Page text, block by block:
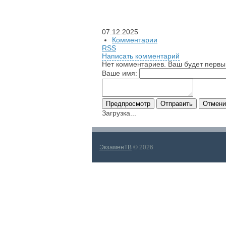
07.12.2025
Комментарии
RSS
Написать комментарий
Нет комментариев. Ваш будет
Ваше имя:
Загрузка...
ЭкзаменТВ © 2026